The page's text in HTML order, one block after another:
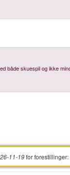
både skuespil og ikke
11-19for forestillinger: